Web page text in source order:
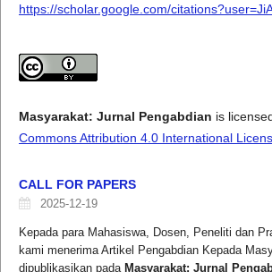
https://scholar.google.com/
Masyarakat: Jurnal Pengabdian is
Commons Attribution 4.0 International
CALL FOR PAPERS
2025-12-19
Kepada para Mahasiswa, Dosen, Peneliti dan
kami menerima Artikel Pengabdian Kepada
dipublikasikan pada Masyarakat: Jurnal